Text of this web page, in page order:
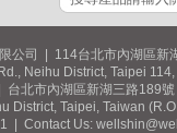
公司 | 114台北市內湖區新
Neihu District, Taipei
北市內湖區新湖三路189
Taipei, Taiwan
| Contact Us: